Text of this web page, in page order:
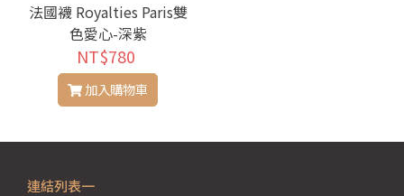
法國襪 Royalties Paris雙
色愛心-深紫
NT$780
加入購物車
連結列表一